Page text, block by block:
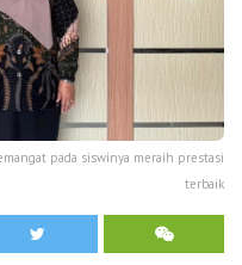
pada siswinya meraih prestasi
terbaik